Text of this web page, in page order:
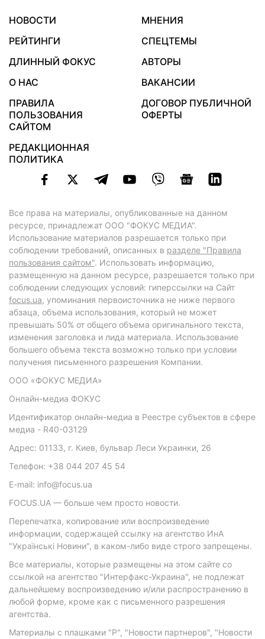
НОВОСТИ
МНЕНИЯ
РЕЙТИНГИ
СПЕЦТЕМЫ
ДЛИННЫЙ ФОКУС
АВТОРЫ
О НАС
ВАКАНСИИ
ПРАВИЛА
ПОЛЬЗОВАНИЯ
САЙТОМ
ДОГОВОР ПУБЛИЧНОЙ
ОФЕРТЫ
РЕДАКЦИОННАЯ
ПОЛИТИКА
Все права на материалы, опубликованные на данном
ресурсе, принадлежат ООО "ФОКУС МЕДИА".
Использование материалов разрешается только при
соблюдении требований, описанных в разделе "Правила
пользования сайтом". Использовать информацию,
размещенную на данном ресурсе, разрешается только при
соблюдении следующих условий: гиперссылки на Сайт
focus.ua, упоминания первоисточника не ниже первого
абзаца, объема использования, который не может
превышать 50% от общего объема оригинального текста,
изменения заголовка и лида материала. Использование
большего объема текста возможно только при условии
получения письменного разрешения Компании.
ООО «ФОКУС МЕДИА»
Онлайн-медиа ФОКУС
Идентификатор онлайн-медиа в Реестре субъектов в сфере
медиа - R40-03129
Адрес: 01133, г. Киев, бульвар Леси Украинки, 26
Телефон: +38 044 207 45 54
E-mail: info@focus.ua
FOCUS.UA — больше чем просто новости.
Перепечатка, копирование или воспроизведение
информации, содержащей ссылку на агентство ИнА
"Українські Новини", в каком-либо виде строго запрещены.
Все материалы, которые размещены на этом сайте со
ссылкой на агентство "Интерфакс-Украина", не подлежат
дальнейшему воспроизведению и/или распространению в
любой форме, кроме как с письменного разрешения
агентства.
Материалы с плашками "Р", "Новости партнеров", "Новости